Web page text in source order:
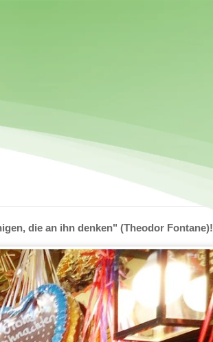
die an ihn denken" (Theodor Fontane)!